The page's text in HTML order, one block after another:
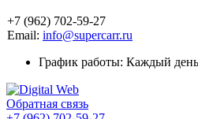
+7 (962) 702-59-27
Email: info@supercarr.ru
График работы: Каждый
Обратная связь